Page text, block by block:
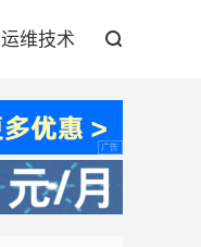
运维技术 